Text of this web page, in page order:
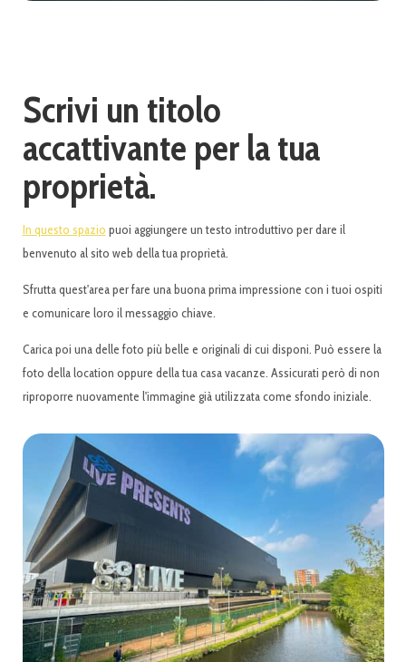
Scrivi un titolo
accattivante per la tua
proprietà.
In questo spazio puoi aggiungere un testo introduttivo per dare il
benvenuto al sito web della tua proprietà.
Sfrutta quest'area per fare una buona prima impressione con i tuoi ospiti
e comunicare loro il messaggio chiave.
Carica poi una delle foto più belle e originali di cui disponi. Può essere la
foto della location oppure della tua casa vacanze. Assicurati però di non
riproporre nuovamente l'immagine già utilizzata come sfondo iniziale.